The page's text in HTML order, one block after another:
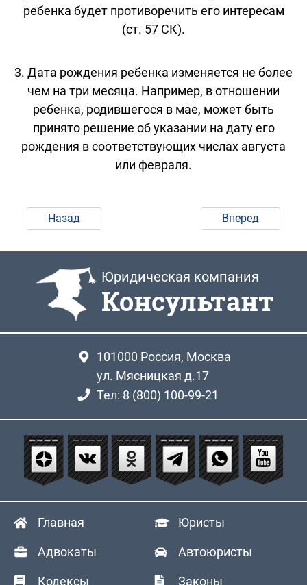
ребенка будет противоречить его интересам
(ст. 57 СК).
3. Дата рождения ребенка изменяется не более
чем на три месяца. Например, в отношении
ребенка, родившегося в мае, может быть
принято решение об указании на дату его
рождения в соответствующих числах августа
или февраля.
Назад Вперед
Юридическая компания
Консультант
101000 Россия, Москва
ул. Мясницкая д.17
Тел: 8 (800) 100-99-21
Главная Юристы
Адвокаты Автоюристы
Кодексы Законы